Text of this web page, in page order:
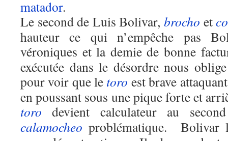
matador.
Le second de Luis Bolivar, brocho et
hauteur ce qui n’empêche pas
véroniques et la demie de bonne
exécutée dans le désordre nous
pour voir que le toro est brave
en poussant sous une pique forte et
toro devient calculateur au
calamocheo problématique. Bolivar